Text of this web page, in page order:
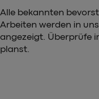
Alle bekannten
Arbeiten werden in
angezeigt. Überprüfe
planst.